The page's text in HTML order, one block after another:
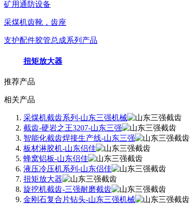
矿用通防设备
采煤机齿靴，齿座
支护配件胶管总成系列产品
扭矩放大器
推荐产品
相关产品
采煤机截齿系列-山东三强机械
截齿-硬岩之王3207-山东三强
智能化截齿焊接生产线-山东三强
板材淋胶机-山东侣佳
蜂窝铝板-山东侣佳
液压冷压机系列-山东侣佳
扭矩放大器
旋挖机截齿-三强耐磨截齿
金刚石复合片钻头-山东三强机械